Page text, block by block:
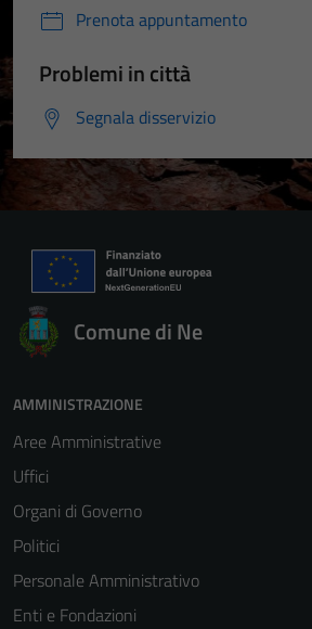
Prenota appuntamento
Problemi in città
Segnala disservizio
Comune di Ne
AMMINISTRAZIONE
Aree Amministrative
Uffici
Organi di Governo
Politici
Personale Amministrativo
Enti e Fondazioni